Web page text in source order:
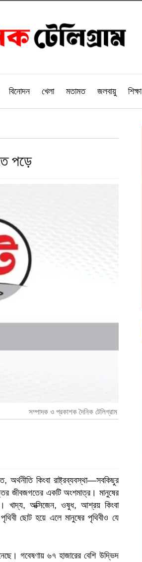
বিনোদন খেলা মতামত জলবায়ু শিক্ষা
পড়ে
সম্পাদক ও প্রকাশক দৈনিক টেলিগ্রাম
কিংবা রাষ্ট্রব্যবস্থা—সবকিছুর
জীবজগতের একটি অংশমাত্র। মানুষের
অক্সিজেন, ওষুধ, আশ্রয় কিংবা
ছোট হয়ে এলে মানুষের পৃথিবীও যে
গবেষণায় ৬৭ হাজারের বেশি উদ্ভিদ